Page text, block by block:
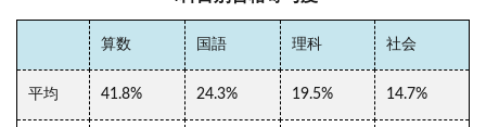
算数 国語 理科 社会
平均 41.8% 24.3% 19.5% 14.7%